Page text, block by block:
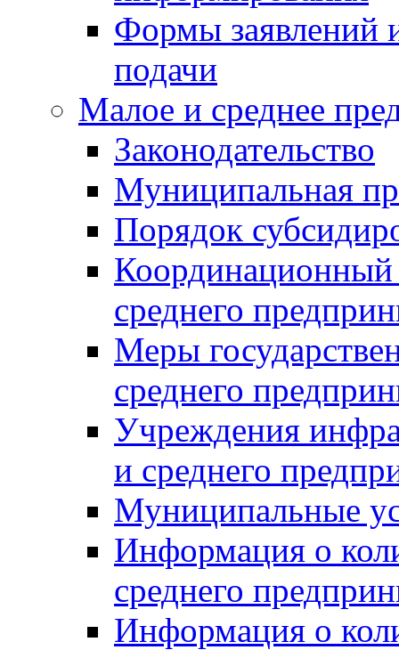
Формы заявлений
подачи
Малое и среднее
Законодательство
Муниципальная
Порядок
Координационный
среднего
Меры
среднего
Учреждения
и среднего
Муниципальные
Информация о
среднего
Информация о